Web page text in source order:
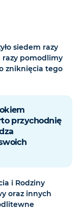
siedem razy
razy pomodlimy
zniknięcia tego
przychodnię
i Rodziny
oraz innych